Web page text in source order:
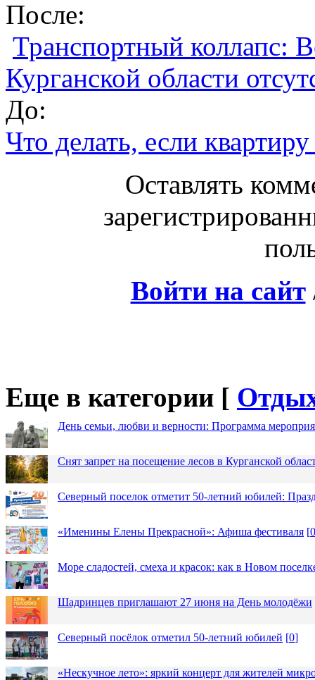
После:
Транспортный коллапс:
Курганской области
До:
Что делать, если
Оставлять
Войти на сайт
Еще в категории [
День семьи, любви и верности: Программа
Снят запрет на посещение лесов в Курганской
Северный поселок отметит 50-летний юбилей:
«Именины Елены Прекрасной»: Афиша фестиваля [0
Море сладостей, смеха и красок: как в Новом
Шадринцев приглашают 27 июня на День молодёжи
Северный посёлок отметил 50-летний юбилей [0]
«Нескучное лето»: яркий концерт для жителей